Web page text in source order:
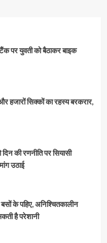
पर युवती को बैठाकर बाइक
सिक्कों का रहस्य बरकरार,
की रणनीति पर सियासी
उठाई
के पहिए, अनिश्चितकालीन
है परेशानी